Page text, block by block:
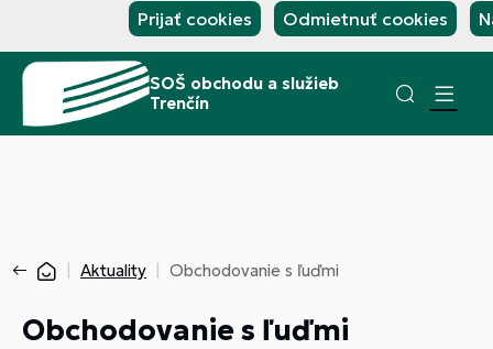
Prijať cookies Odmietnuť cookies
SOŠ obchodu a služieb
Trenčín
Aktuality Obchodovanie s ľuďmi
Obchodovanie s ľuďmi